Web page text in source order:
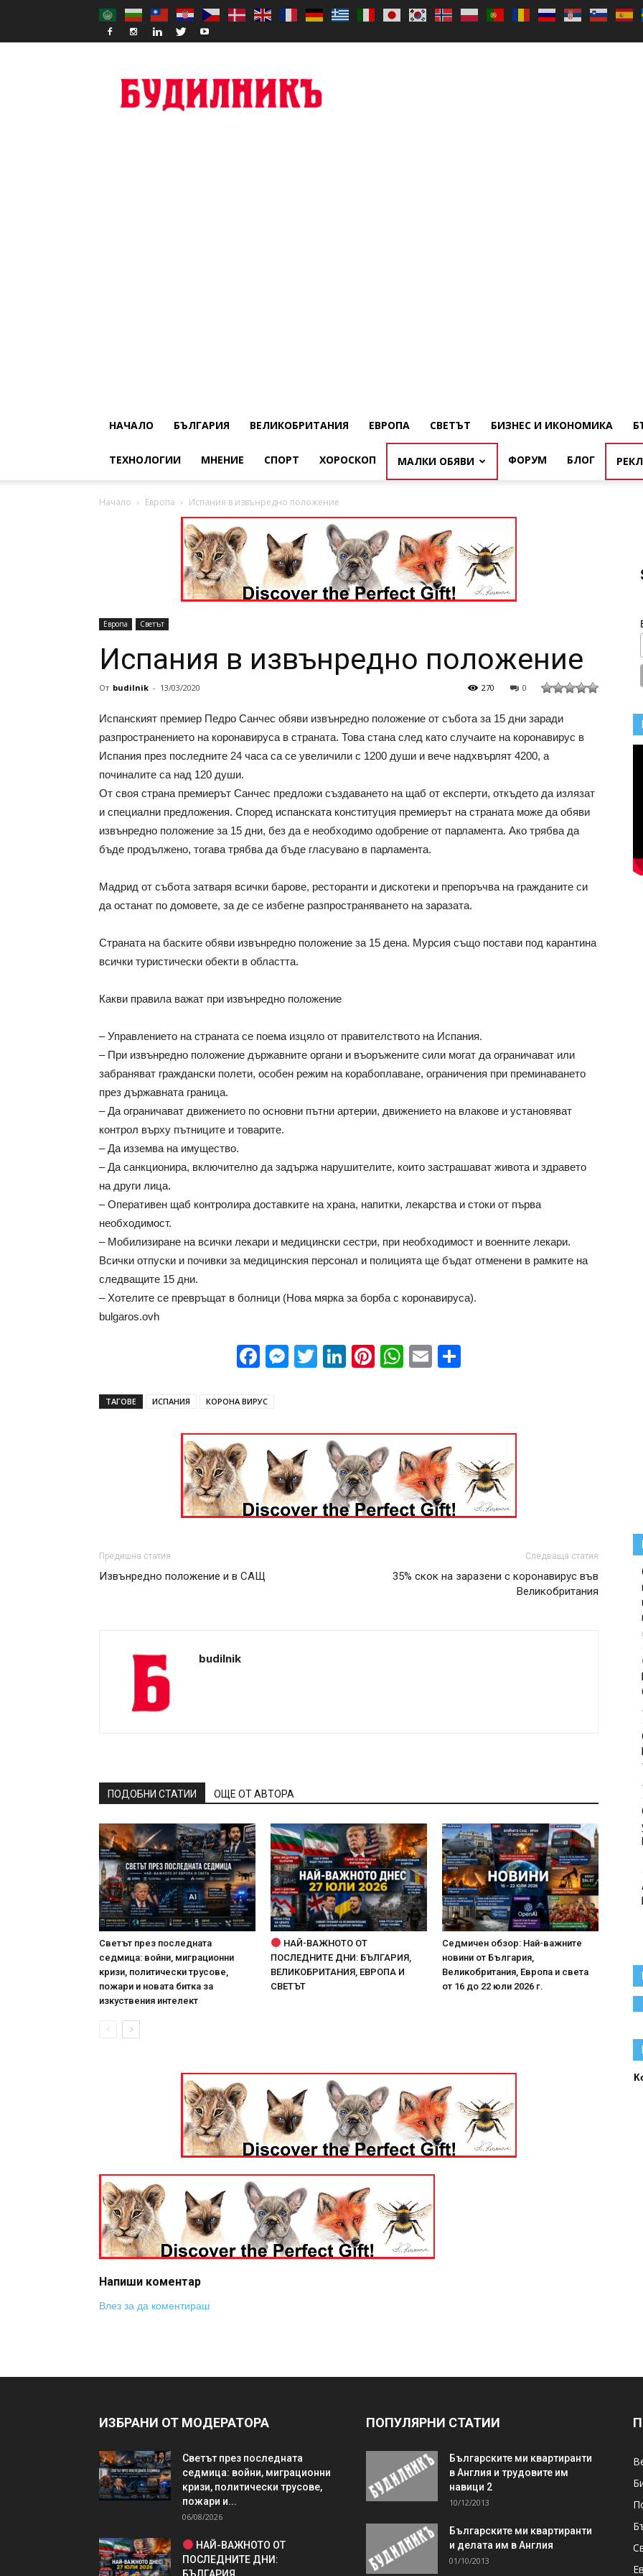
НАЧАЛО БЪЛГАРИЯ ВЕЛИКОБРИТАНИЯ ЕВРОПА СВЕТЪТ БИЗНЕС И ИКОНОМИКА
ТЕХНОЛОГИИ МНЕНИЕ СПОРТ ХОРОСКОП МАЛКИ ОБЯВИ ФОРУМ БЛОГ
Начало Европа Испания в извънредно положение
Европа Светът
Испания в извънредно положение
От budilnik - 13/03/2020 0
270
Испанският премиер Педро Санчес обяви извънредно положение от събота за 15 дни заради
разпространението на коронавируса в страната. Това стана след като случаите на коронавирус в
Испания през последните 24 часа са се увеличили с 1200 души и вече надхвърлят 4200, а
починалите са над 120 души.
От своя страна премиерът Санчес предложи създаването на щаб от експерти, откъдето да излязат
и специални предложения. Според испанската конституция премиерът на страната може да обяви
извънредно положение за 15 дни, без да е необходимо одобрение от парламента. Ако трябва да
бъде продължено, тогава трябва да бъде гласувано в парламента.
Мадрид от събота затваря всички барове, ресторанти и дискотеки и препоръчва на гражданите си
да останат по домовете, за де се избегне разпространяването на заразата.
Страната на баските обяви извънредно положение за 15 дена. Мурсия също постави под карантина
всички туристически обекти в областта.
Какви правила важат при извънредно положение
– Управлението на страната се поема изцяло от правителството на Испания.
– При извънредно положение държавните органи и въоръжените сили могат да ограничават или
забраняват граждански полети, особен режим на корабоплаване, ограничения при преминаването
през държавната граница.
– Да ограничават движението по основни пътни артерии, движението на влакове и установяват
контрол върху пътниците и товарите.
– Да изземва на имущество.
– Да санкционира, включително да задържа нарушителите, които застрашават живота и здравето
на други лица.
– Оперативен щаб контролира доставките на храна, напитки, лекарства и стоки от първа
необходимост.
– Мобилизиране на всички лекари и медицински сестри, при необходимост и военните лекари.
Всички отпуски и почивки за медицинския персонал и полицията ще бъдат отменени в рамките на
следващите 15 дни.
– Хотелите се превръщат в болници (Нова мярка за борба с коронавируса).
bulgaros.ovh
Facebook
Messenger
Twitter
LinkedIn
Pinterest
WhatsApp
Email
ТАГОВЕ ИСПАНИЯ КОРОНА ВИРУС
Предишна статия
Извънредно положение и в САЩ
Следваща статия
35% скок на заразени с коронавирус във
Великобритания
budilnik
ПОДОБНИ СТАТИИ ОЩЕ ОТ АВТОРА
Светът през последната
седмица: войни, миграционни
кризи, политически трусове,
пожари и новата битка за
изкуствения интелект
НАЙ-ВАЖНОТО ОТ
ПОСЛЕДНИТЕ ДНИ: БЪЛГАРИЯ,
ВЕЛИКОБРИТАНИЯ, ЕВРОПА И
СВЕТЪТ
Седмичен обзор: Най-важните
новини от България,
Великобритания, Европа и света
от 16 до 22 юли 2026 г.
Напиши коментар
Влез за да коментираш
ИЗБРАНИ ОТ МОДЕРАТОРА
Светът през последната
седмица: войни, миграционни
кризи, политически трусове,
пожари и...
06/08/2026
НАЙ-ВАЖНОТО ОТ
ПОСЛЕДНИТЕ ДНИ:
ПОПУЛЯРНИ СТАТИИ
Българските ми квартиранти
в Англия и трудовите им
навици 2
10/12/2013
Българските ми квартиранти
и делата им в Англия
01/10/2013